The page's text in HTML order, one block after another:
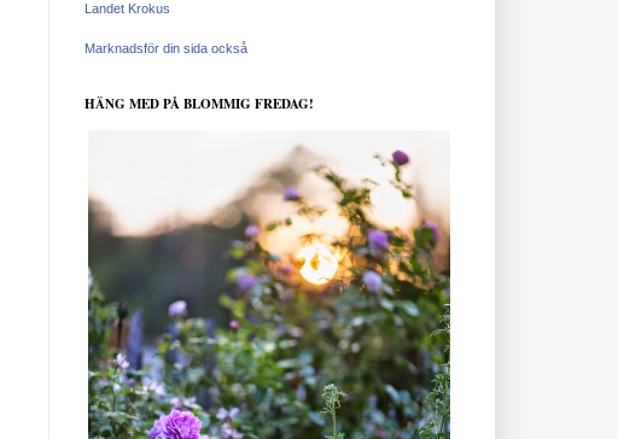
Landet Krokus
Marknadsför din sida också
HÄNG MED PÅ BLOMMIG FREDAG!